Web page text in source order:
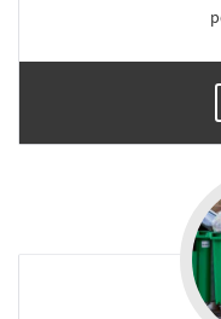
регионам
УЗНАТЬ